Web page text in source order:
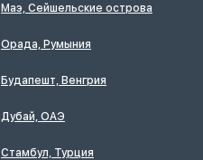
Маэ, Сейшельские острова
Орада, Румыния
Будапешт, Венгрия
Дубай, ОАЭ
Стамбул, Турция